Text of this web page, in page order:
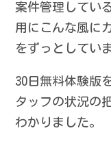
案件管理してい
用にこんな風に
をずっとしてい
30日無料体験版
タッフの状況の
わかりました。